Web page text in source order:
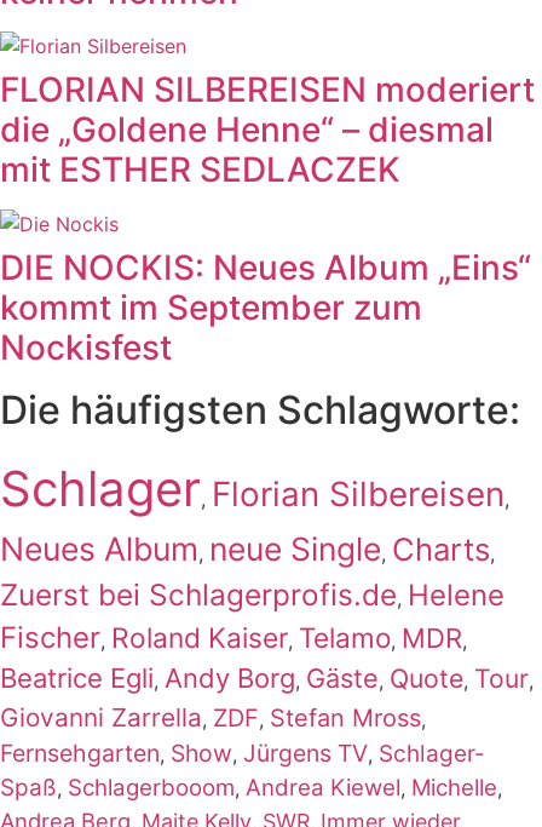
FLORIAN SILBEREISEN moderiert
die „Goldene Henne“ – diesmal
mit ESTHER SEDLACZEK
DIE NOCKIS: Neues Album „Eins“
kommt im September zum
Nockisfest
Die häufigsten Schlagworte:
Schlager, Florian Silbereisen,
Neues Album, neue Single, Charts,
Zuerst bei Schlagerprofis.de, Helene
Fischer, Roland Kaiser, Telamo, MDR,
Beatrice Egli, Andy Borg, Gäste, Quote, Tour,
Giovanni Zarrella, ZDF, Stefan Mross,
Fernsehgarten, Show, Jürgens TV, Schlager-
Spaß, Schlagerbooom, Andrea Kiewel, Michelle,
Andrea Berg, Maite Kelly, SWR, Immer wieder